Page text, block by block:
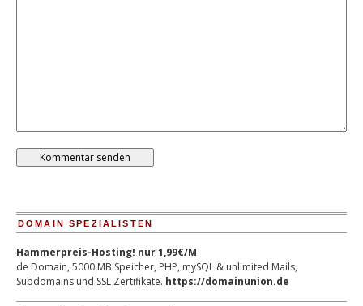
DOMAIN SPEZIALISTEN
Hammerpreis-Hosting! nur 1,99€/M
de Domain, 5000 MB Speicher, PHP, mySQL & unlimited Mails,
Subdomains und SSL Zertifikate. https://domainunion.de